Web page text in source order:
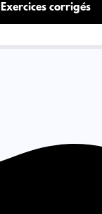
Exercices corrigés